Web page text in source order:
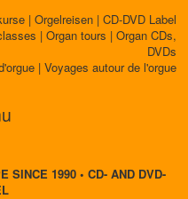
| Orgelreisen | CD-DVD Label
| Organ tours | Organ CDs,
DVDs
| Voyages autour de l'orgue
SINCE 1990 • CD- AND DVD-